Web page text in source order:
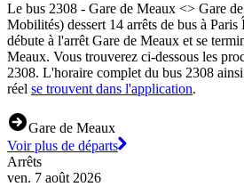
Le bus 2308 - Gare de Meaux <> Gare
Mobilités) dessert 14 arrêts de bus à
débute à l'arrêt Gare de Meaux et se
Meaux. Vous trouverez ci-dessous les
2308. L'horaire complet du bus 2308
réel se trouvent dans l'application.
Gare de Meaux
Voir plus de départs
Arrêts
ven. 7 août 2026